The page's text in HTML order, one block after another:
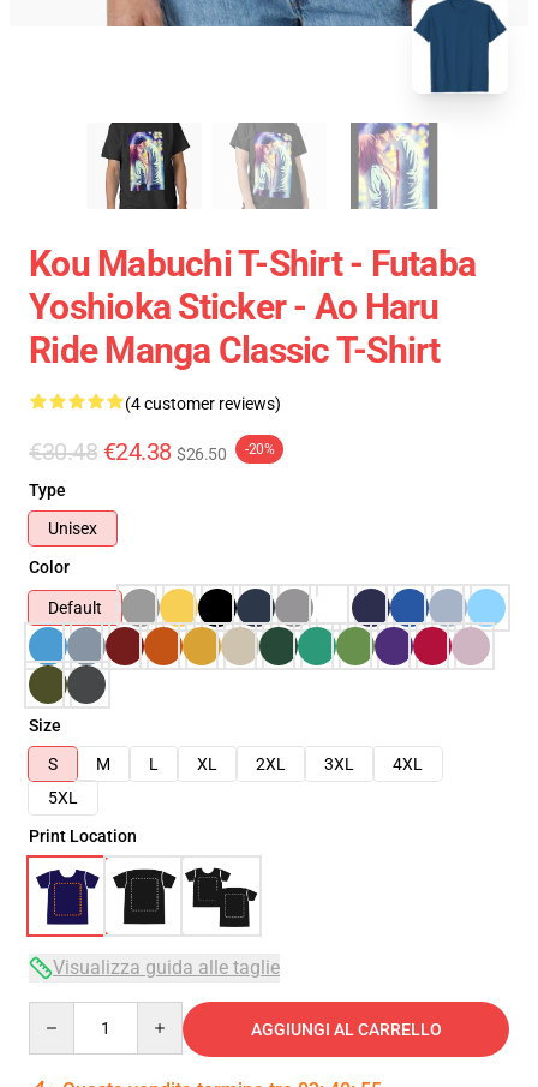
Kou Mabuchi T-Shirt - Futaba
Yoshioka Sticker - Ao Haru
Ride Manga Classic T-Shirt
(4 customer reviews)
€30.48 €24.38 $26.50 -20%
Type
Unisex
Color
Default
Size
S
M L XL 2XL 3XL
4XL
5XL
Print Location
Visualizza guida alle taglie
AGGIUNGI AL CARRELLO